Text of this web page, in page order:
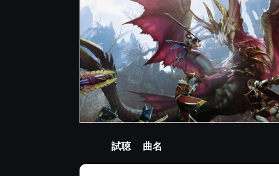
試聴 曲名